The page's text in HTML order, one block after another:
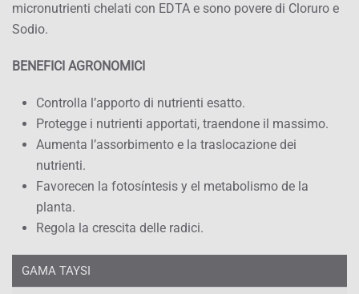
micronutrienti chelati con EDTA e sono povere di Cloruro e
Sodio.
BENEFICI AGRONOMICI
Controlla l’apporto di nutrienti esatto.
Protegge i nutrienti apportati, traendone il massimo.
Aumenta l’assorbimento e la traslocazione dei
nutrienti.
Favorecen la fotosíntesis y el metabolismo de la
planta.
Regola la crescita delle radici.
GAMA TAYSI